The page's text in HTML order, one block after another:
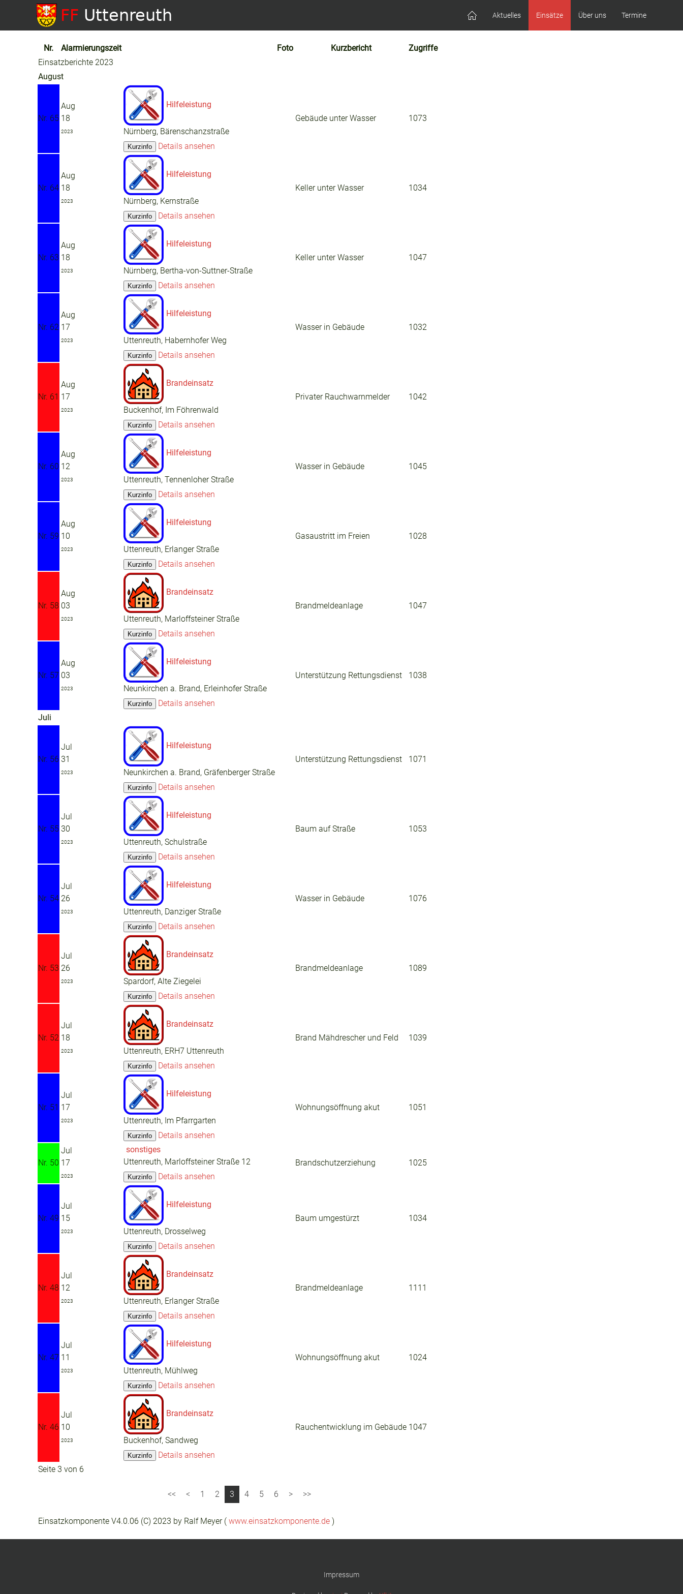
Aktuelles Einsätze Über uns Termine
Nr. Alarmierungszeit Foto Kurzbericht
Zugriffe
Einsatzberichte 2023
August
Nr. 65
Aug
18
2023
Hilfeleistung
Nürnberg, Bärenschanzstraße
Details ansehen
Gebäude unter Wasser 1073
Nr. 64
Aug
18
2023
Hilfeleistung
Nürnberg, Kernstraße
Details ansehen
Keller unter Wasser 1034
Nr. 63
Aug
18
2023
Hilfeleistung
Nürnberg, Bertha-von-Suttner-Straße
Details ansehen
Keller unter Wasser 1047
Nr. 62
Aug
17
2023
Hilfeleistung
Uttenreuth, Habernhofer Weg
Details ansehen
Wasser in Gebäude 1032
Nr. 61
Aug
17
2023
Brandeinsatz
Buckenhof, Im Föhrenwald
Details ansehen
Privater Rauchwarnmelder 1042
Nr. 60
Aug
12
2023
Hilfeleistung
Uttenreuth, Tennenloher Straße
Details ansehen
Wasser in Gebäude 1045
Nr. 59
Aug
10
2023
Hilfeleistung
Uttenreuth, Erlanger Straße
Details ansehen
Gasaustritt im Freien 1028
Nr. 58
Aug
03
2023
Brandeinsatz
Uttenreuth, Marloffsteiner Straße
Details ansehen
Brandmeldeanlage 1047
Nr. 57
Aug
03
2023
Hilfeleistung
Neunkirchen a. Brand, Erleinhofer Straße
Details ansehen
Unterstützung Rettungsdienst 1038
Juli
Nr. 56
Jul
31
2023
Hilfeleistung
Neunkirchen a. Brand, Gräfenberger Straße
Details ansehen
Unterstützung Rettungsdienst 1071
Nr. 55
Jul
30
2023
Hilfeleistung
Uttenreuth, Schulstraße
Details ansehen
Baum auf Straße 1053
Nr. 54
Jul
26
2023
Hilfeleistung
Uttenreuth, Danziger Straße
Details ansehen
Wasser in Gebäude 1076
Nr. 53
Jul
26
2023
Brandeinsatz
Spardorf, Alte Ziegelei
Details ansehen
Brandmeldeanlage 1089
Nr. 52
Jul
18
2023
Brandeinsatz
Uttenreuth, ERH7 Uttenreuth
Details ansehen
Brand Mähdrescher und Feld 1039
Nr. 51
Jul
17
2023
Hilfeleistung
Uttenreuth, Im Pfarrgarten
Details ansehen
Wohnungsöffnung akut 1051
Nr. 50
Jul
17
2023
sonstiges
Uttenreuth, Marloffsteiner Straße 12
Details ansehen
Brandschutzerziehung 1025
Nr. 49
Jul
15
2023
Hilfeleistung
Uttenreuth, Drosselweg
Details ansehen
Baum umgestürzt 1034
Nr. 48
Jul
12
2023
Brandeinsatz
Uttenreuth, Erlanger Straße
Details ansehen
Brandmeldeanlage 1111
Nr. 47
Jul
11
2023
Hilfeleistung
Uttenreuth, Mühlweg
Details ansehen
Wohnungsöffnung akut 1024
Nr. 46
Jul
10
2023
Brandeinsatz
Buckenhof, Sandweg
Details ansehen
Rauchentwicklung im Gebäude 1047
Seite 3 von 6
1 2 3 4 5 6
Einsatzkomponente V4.0.06 (C) 2023 by Ralf Meyer ( www.einsatzkomponente.de )
Impressum